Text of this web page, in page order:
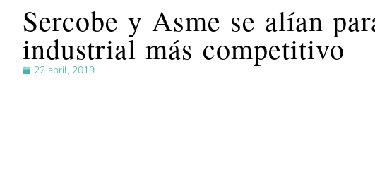
Sercobe y Asme se alían
industrial más competitivo
22 abril, 2019